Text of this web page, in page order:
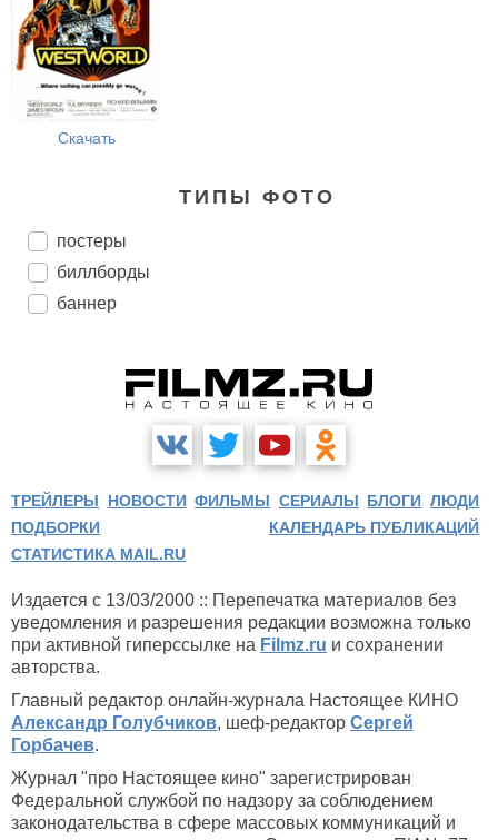
Скачать
ТИПЫ ФОТО
постеры
биллборды
баннер
ТРЕЙЛЕРЫ НОВОСТИ ФИЛЬМЫ СЕРИАЛЫ БЛОГИ ЛЮДИ
ПОДБОРКИ
КАЛЕНДАРЬ ПУБЛИКАЦИЙ
СТАТИСТИКА MAIL.RU
Издается с 13/03/2000 :: Перепечатка материалов без
уведомления и разрешения редакции возможна только
при активной гиперссылке на Filmz.ru и сохранении
авторства.
Главный редактор онлайн-журнала Настоящее КИНО
Александр Голубчиков, шеф-редактор Сергей
Горбачев.
Журнал "про Настоящее кино" зарегистрирован
Федеральной службой по надзору за соблюдением
законодательства в сфере массовых коммуникаций и